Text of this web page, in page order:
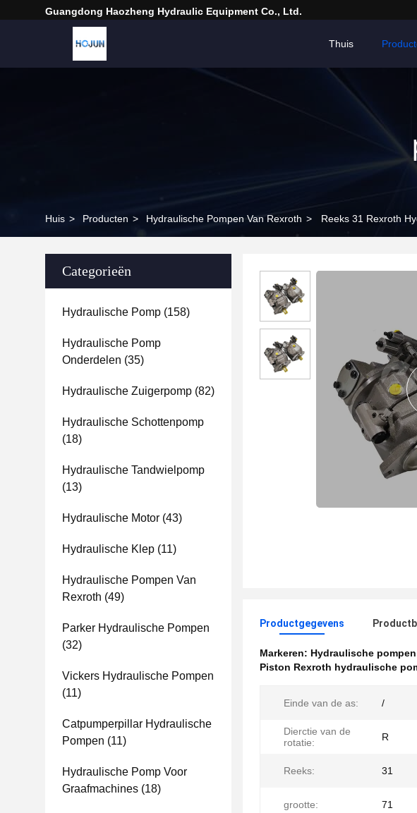
Guangdong Haozheng Hydraulic Equipment Co., Ltd.
Thuis
Huis > Producten > Hydraulische Pompen Van Rexroth > Reeks 31 Rexroth
Categorieën
Hydraulische Pomp (158)
Hydraulische Pomp
Onderdelen (35)
Hydraulische Zuigerpomp (82)
Hydraulische Schottenpomp
(18)
Hydraulische Tandwielpomp
(13)
Hydraulische Motor (43)
Hydraulische Klep (11)
Hydraulische Pompen Van
Rexroth (49)
Parker Hydraulische Pompen
(32)
Vickers Hydraulische Pompen
(11)
Catpumperpillar Hydraulische
Pompen (11)
Hydraulische Pomp Voor
Graafmachines (18)
Productgegevens
Markeren: Hydraulische
Piston Rexroth hydraulische
Einde van de as: /
Dierctie van de
rotatie:
R
Reeks: 31
grootte: 71